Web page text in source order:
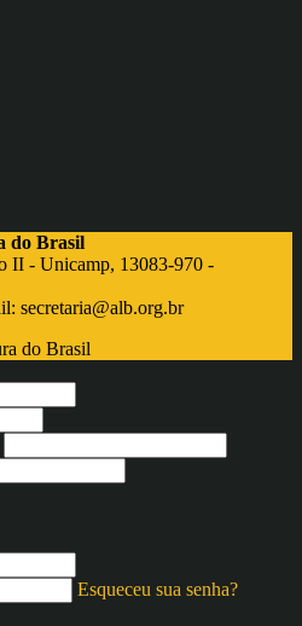
do Brasil
II - Unicamp, 13083-970 -
secretaria@alb.org.br
Esqueceu sua senha?